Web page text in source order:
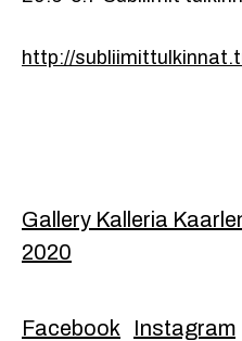
http://
Footer
Gallery Kalleria
2020
Facebook Instagram